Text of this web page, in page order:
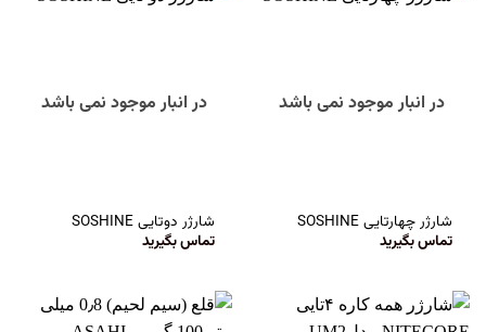
در انبار موجود نمی باشد
شارژر چهارتایی SOSHINE
تماس بگیرید
در انبار موجود نمی باشد
شارژر دوتایی SOSHINE
تماس بگیرید